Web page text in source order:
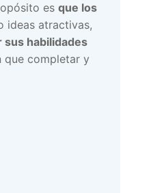
es que los
ideas atractivas,
sus habilidades
que completar y